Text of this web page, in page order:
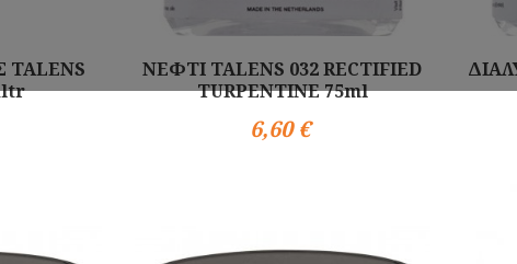
ΝΕΦΤΙ TALENS 032 RECTIFIED
TURPENTINE 75ml
6,60 €